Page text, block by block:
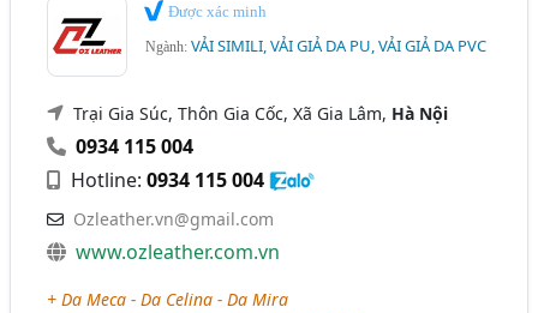
Được xác minh
Ngành:VẢI SIMILI, VẢI GIẢ DA PU, VẢI GIẢ DA PVC
Trại Gia Súc, Thôn Gia Cốc, Xã Gia Lâm, Hà Nội
0934 115 004
Hotline:0934 115 004
Ozleather.vn@gmail.com
www.ozleather.com.vn
+ Da Meca - Da Celina - Da Mira